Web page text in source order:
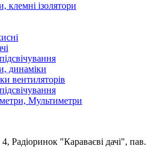
клемні ізолятори
динаміки
вентиляторів
Мультиметри
Радіоринок "Караваєві дачі", пав.